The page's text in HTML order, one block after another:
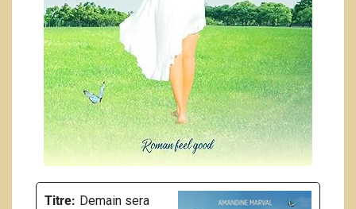
Titre: Demain sera